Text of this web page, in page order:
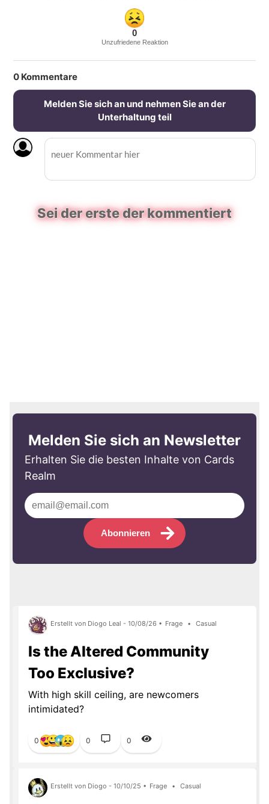
0
Unzufriedene Reaktion
0 Kommentare
Melden Sie sich an und nehmen Sie an der
Unterhaltung teil
Sei der erste der kommentiert
Melden Sie sich an Newsletter
Erhalten Sie die besten Inhalte von Cards
Realm
Abonnieren
Erstellt von Diogo Leal - 10/08/26 • Frage • Casual
Is the Altered Community
Too Exclusive?
With high skill ceiling, are newcomers
intimidated?
0 0 0
Erstellt von Diogo - 10/10/25 • Frage • Casual